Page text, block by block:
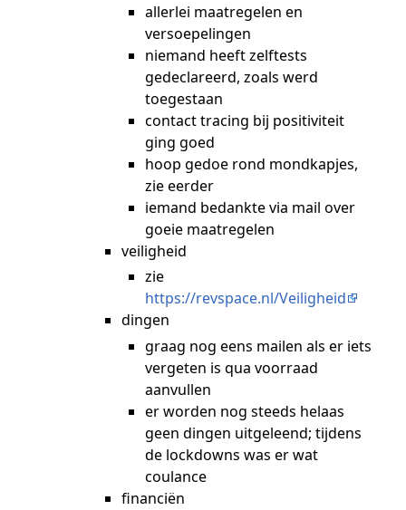
allerlei maatregelen en
versoepelingen
niemand heeft zelftests
gedeclareerd, zoals werd
toegestaan
contact tracing bij positiviteit
ging goed
hoop gedoe rond mondkapjes,
zie eerder
iemand bedankte via mail over
goeie maatregelen
veiligheid
zie
https://revspace.nl/Veiligheid
dingen
graag nog eens mailen als er iets
vergeten is qua voorraad
aanvullen
er worden nog steeds helaas
geen dingen uitgeleend; tijdens
de lockdowns was er wat
coulance
financiën